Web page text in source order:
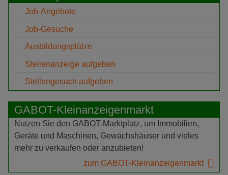
Job-Angebote
Job-Gesuche
Ausbildungsplätze
Stellenanzeige aufgeben
Stellengesuch aufgeben
GABOT-Kleinanzeigenmarkt
Nutzen Sie den GABOT-Marktplatz, um Immobilien,
Geräte und Maschinen, Gewächshäuser und vieles
mehr zu verkaufen oder anzubieten!
zum GABOT-Kleinanzeigenmarkt